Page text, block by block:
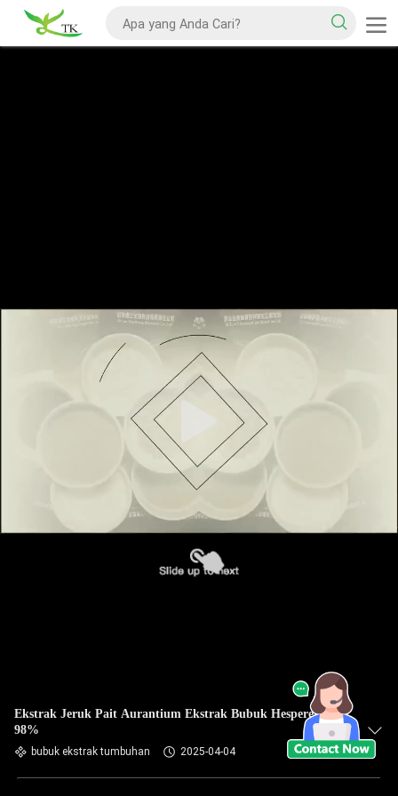
Ekstrak Jeruk Pait Aurantium Ekstrak Bubuk Hesperetin
98%
bubuk ekstrak tumbuhan 2025-04-04